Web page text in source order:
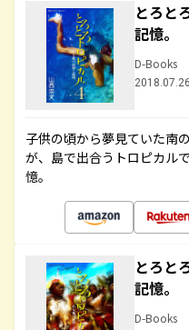
とろと
記憶。
D-Books
子供の頃から夢見ていた南
が、島で出合うトロピカル
憶。
とろと
記憶。
D-Books